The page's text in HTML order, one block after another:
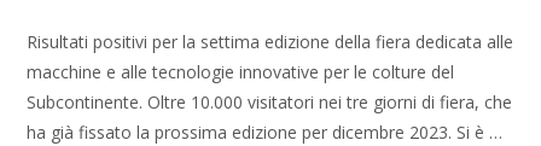
Risultati positivi per la settima edizione della fiera dedicata alle
macchine e alle tecnologie innovative per le colture del
Subcontinente. Oltre 10.000 visitatori nei tre giorni di fiera, che
ha già fissato la prossima edizione per dicembre 2023. Si è …